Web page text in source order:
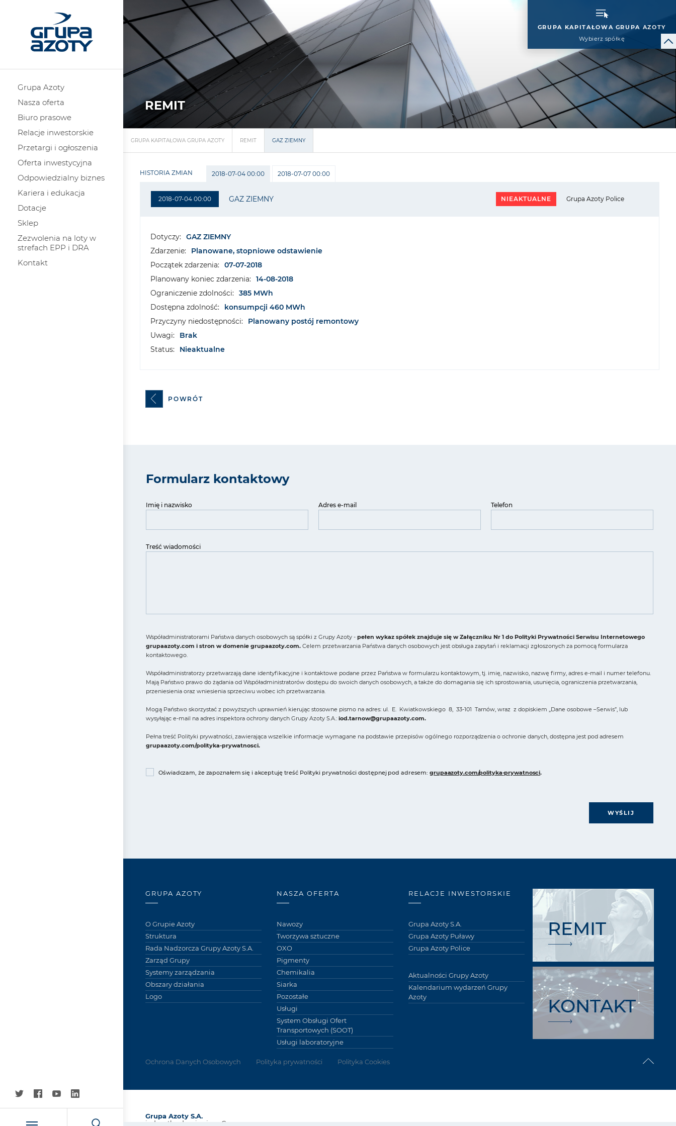
Grupa Azoty
Nasza oferta
Biuro prasowe
Relacje inwestorskie
Przetargi i ogłoszenia
Oferta inwestycyjna
Odpowiedzialny biznes
Kariera i edukacja
Dotacje
Sklep
Zezwolenia na loty w
strefach EPP i DRA
Kontakt
GRUPA KAPITAŁOWA GRUPA AZOTY
Wybierz spółkę
REMIT
GRUPA KAPITAŁOWA GRUPA AZOTY REMIT GAZ ZIEMNY
HISTORIA ZMIAN 2018-07-04 00:00 2018-07-07 00:00
2018-07-04 00:00 GAZ ZIEMNY NIEAKTUALNE Grupa Azoty Police
Dotyczy:
GAZ ZIEMNY
Zdarzenie:
Planowane, stopniowe odstawienie
Początek zdarzenia:
07-07-2018
Planowany koniec zdarzenia:
14-08-2018
Ograniczenie zdolności:
385 MWh
Dostępna zdolność:
konsumpcji 460 MWh
Przyczyny niedostępności:
Planowany postój remontowy
Uwagi:
Brak
Status:
Nieaktualne
POWRÓT
Formularz kontaktowy
Imię i nazwisko Adres e-mail Telefon
Treść wiadomości
Współadministratorami Państwa danych osobowych są spółki z Grupy Azoty -pełen wykaz spółek znajduje się w Załączniku Nr 1 do Polityki Prywatności Serwisu Internetowego
grupaazoty.com i stron w domenie grupaazoty.com. Celem przetwarzania Państwa danych osobowych jest obsługa zapytań i reklamacji zgłoszonych za pomocą formularza
kontaktowego.
Współadministratorzy przetwarzają dane identyfikacyjne i kontaktowe podane przez Państwa w formularzu kontaktowym, tj. imię, nazwisko, nazwę firmy, adres e-mail i numer telefonu.
Mają Państwo prawo do żądania od Współadministratorów dostępu do swoich danych osobowych, a także do domagania się ich sprostowania, usunięcia, ograniczenia przetwarzania,
przeniesienia oraz wniesienia sprzeciwu wobec ich przetwarzania.
Mogą Państwo skorzystać z powyższych uprawnień kierując stosowne pismo na adres: ul. E. Kwiatkowskiego 8, 33-101 Tarnów, wraz z dopiskiem „Dane osobowe –Serwis”, lub
wysyłając e-mail na adres inspektora ochrony danych Grupy Azoty S.A.:iod.tarnow@grupaazoty.com.
Pełna treść Polityki prywatności, zawierająca wszelkie informacje wymagane na podstawie przepisów ogólnego rozporządzenia o ochronie danych, dostępna jest pod adresem
grupaazoty.com/polityka-prywatnosci.
Oświadczam, że zapoznałem się i akceptuję treść Polityki prywatności dostępnej pod adresem:grupaazoty.com/polityka-prywatnosci.
WYŚLIJ
GRUPA AZOTY
O Grupie Azoty
Struktura
Rada Nadzorcza Grupy Azoty S.A.
Zarząd Grupy
Systemy zarządzania
Obszary działania
Logo
NASZA OFERTA
Nawozy
Tworzywa sztuczne
OXO
Pigmenty
Chemikalia
Siarka
Pozostałe
Usługi
System Obsługi Ofert
Transportowych (SOOT)
Usługi laboratoryjne
RELACJE INWESTORSKIE
Grupa Azoty S.A.
Grupa Azoty Puławy
Grupa Azoty Police
Aktualności Grupy Azoty
Kalendarium wydarzeń Grupy
Azoty
REMIT
KONTAKT
Ochrona Danych Osobowych Polityka prywatności Polityka Cookies
Grupa Azoty S.A.
jednostka dominująca Grupy